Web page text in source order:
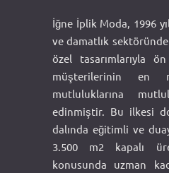
İğne İplik Moda, 1996
ve damatlık
özel tasarımlarıyla
müşterilerinin en
mutluluklarına
edinmiştir. Bu ilkesi
dalında eğitimli ve
3.500 m2 kapalı
konusunda uzman